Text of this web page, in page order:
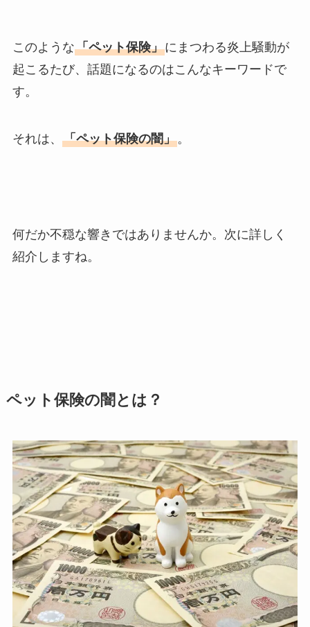
このような「ペット保険」にまつわる炎上騒動が
起こるたび、話題になるのはこんなキーワードで
す。
それは、 「ペット保険の闇」。
何だか不穏な響きではありませんか。次に詳しく
紹介しますね。
ペット保険の闇とは？